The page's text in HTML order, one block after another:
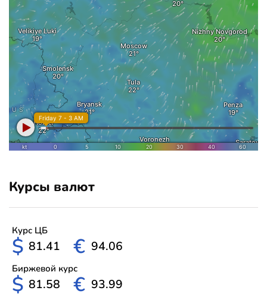
Курсы валют
Курс ЦБ
$ 81.41 € 94.06
Биржевой курс
$ 81.58 € 93.99